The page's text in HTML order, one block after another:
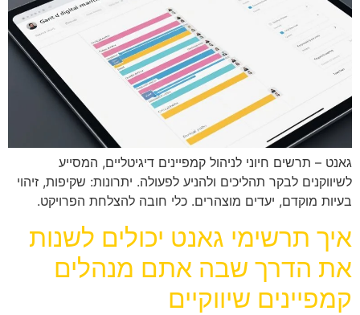
גאנט – תרשים חיוני לניהול קמפיינים דיגיטליים, המסייע
לשיווקנים לבקר תהליכים ולהניע לפעולה. יתרונות: שקיפות, זיהוי
בעיות מוקדם, יעדים מוצהרים. כלי חובה להצלחת הפרויקט.
איך תרשימי גאנט יכולים לשנות
את הדרך שבה אתם מנהלים
קמפיינים שיווקיים